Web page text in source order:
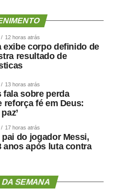
o sedentarismo e
Ao mesmo tempo, fatores
do sono e colesterol
que irrigam tanto o
muito mais do que uma
de proteção
e possivelmente
12 horas atrás
exibe corpo definido de
resultado de
13 horas atrás
fala sobre perda
reforça fé em Deus:
17 horas atrás
do jogador Messi,
anos após luta contra
SEMANA